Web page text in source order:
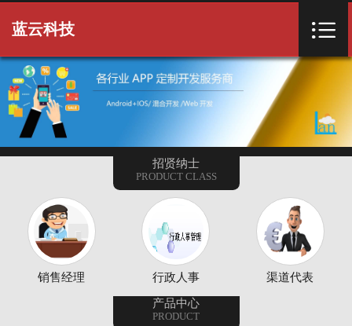
关于我们
产品项目
客户案例
常用下载
招贤纳士
联系我们
蓝云科技 
招贤纳士
PRODUCT CLASS
销售经理 行政人事 渠道代表
产品中心
PRODUCT